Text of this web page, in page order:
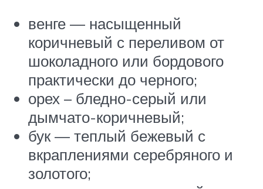
венге — насыщенный
коричневый с переливом от
шоколадного или бордового
практически до черного;
орех – бледно-серый или
дымчато-коричневый;
бук — теплый бежевый с
вкраплениями серебряного и
золотого;